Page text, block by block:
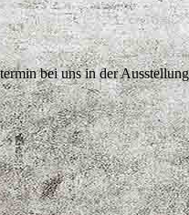
bei uns in der